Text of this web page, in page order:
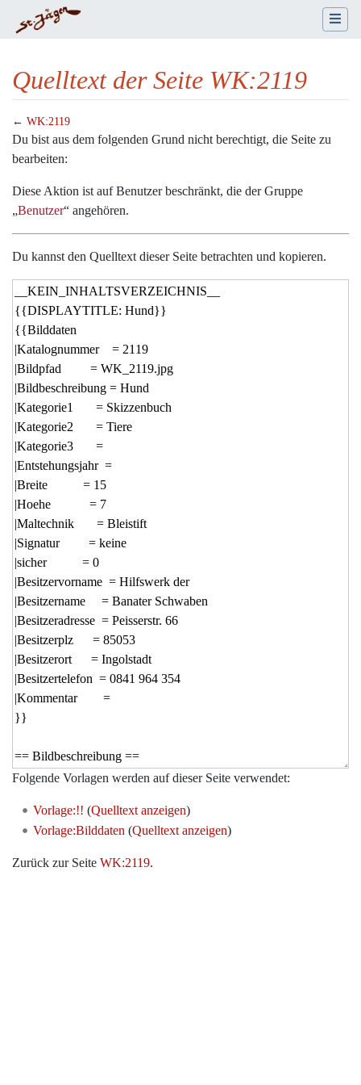
Quelltext der Seite WK:2119
← WK:2119
Wechseln zu:Navigation,Suche
Du bist aus dem folgenden Grund nicht berechtigt, die Seite zu
bearbeiten:
Diese Aktion ist auf Benutzer beschränkt, die der Gruppe
„Benutzer“ angehören.
Du kannst den Quelltext dieser Seite betrachten und kopieren.
Folgende Vorlagen werden auf dieser Seite verwendet:
Vorlage:!! (Quelltext anzeigen)
Vorlage:Bilddaten (Quelltext anzeigen)
Zurück zur Seite WK:2119.